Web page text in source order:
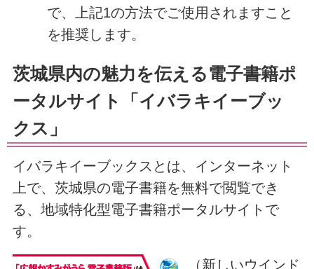
で、上記1の方法でご使用されますこと
を推奨します。
茨城県内の魅力を伝える電子書籍ポ
ータルサイト「イバラキイーブッ
クス」
イバラキイーブックスとは、インターネット
上で、茨城県の電子書籍を無料で閲覧でき
る、地域特化型電子書籍ポータルサイトで
す。
（新しいウインド